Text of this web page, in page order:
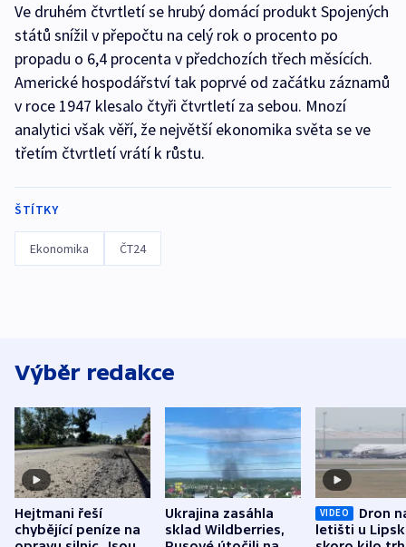
Ve druhém čtvrtletí se hrubý domácí produkt Spojených
států snížil v přepočtu na celý rok o procento po
propadu o 6,4 procenta v předchozích třech měsících.
Americké hospodářství tak poprvé od začátku záznamů
v roce 1947 klesalo čtyři čtvrtletí za sebou. Mnozí
analytici však věří, že největší ekonomika světa se ve
třetím čtvrtletí vrátí k růstu.
ŠTÍTKY
Ekonomika ČT24
Výběr redakce
Hejtmani řeší
chybějící peníze na
Ukrajina zasáhla
sklad Wildberries,
VIDEO
Dron
letišti u